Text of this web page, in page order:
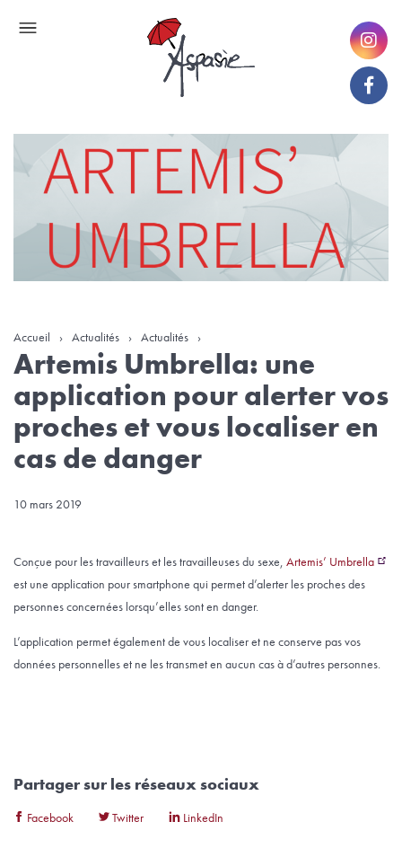
Accueil › Actualités › Actualités ›
Artemis Umbrella: une
application pour alerter vos
proches et vous localiser en
cas de danger
10 mars 2019
Conçue pour les travailleurs et les travailleuses du sexe, Artemis’ Umbrella
est une application pour smartphone qui permet d’alerter les proches des
personnes concernées lorsqu’elles sont en danger.
L’application permet également de vous localiser et ne conserve pas vos
données personnelles et ne les transmet en aucun cas à d’autres personnes.
Partager sur les réseaux sociaux
Facebook Twitter LinkedIn